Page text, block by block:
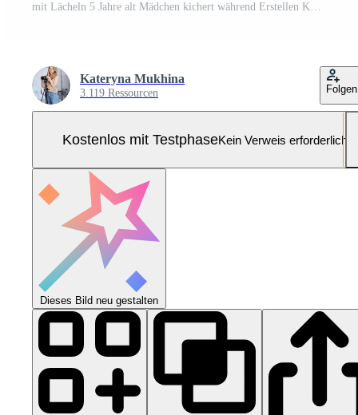
mit Lächeln 5 Jahre alt Mädchen kichert während Erstellen Kunst beim das Tabelle mit beschwingt farbig Bleistifte Pro Foto
Kateryna Mukhina
3.119 Ressourcen Folgen
Kostenlos mit TestphaseKein Verweis erforderlich
Dieses Bild neu gestalten